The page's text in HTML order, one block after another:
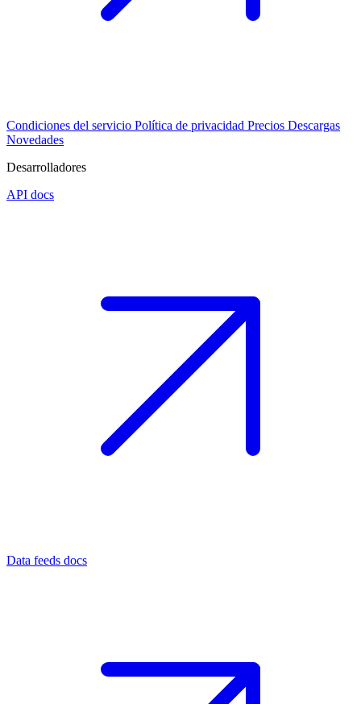
Condiciones del servicio Política de privacidad Precios Descargas
Novedades
Desarrolladores
API docs
Data feeds docs